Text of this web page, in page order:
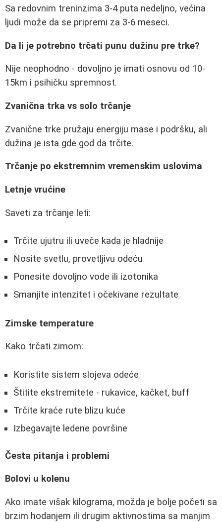
Sa redovnim treninzima 3-4 puta nedeljno, većina
ljudi može da se pripremi za 3-6 meseci.
Da li je potrebno trčati punu dužinu pre trke?
Nije neophodno - dovoljno je imati osnovu od 10-
15km i psihičku spremnost.
Zvanična trka vs solo trčanje
Zvanične trke pružaju energiju mase i podršku, ali
dužina je ista gde god da trčite.
Trčanje po ekstremnim vremenskim uslovima
Letnje vrućine
Saveti za trčanje leti:
Trčite ujutru ili uveče kada je hladnije
Nosite svetlu, provetljivu odeću
Ponesite dovoljno vode ili izotonika
Smanjite intenzitet i očekivane rezultate
Zimske temperature
Kako trčati zimom:
Koristite sistem slojeva odeće
Štitite ekstremitete - rukavice, kačket, buff
Trčite kraće rute blizu kuće
Izbegavajte ledene površine
Česta pitanja i problemi
Bolovi u kolenu
Ako imate višak kilograma, možda je bolje početi sa
brzim hodanjem ili drugim aktivnostima sa manjim